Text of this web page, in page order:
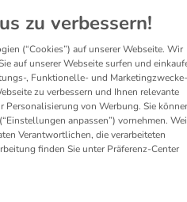
nachzugehen, ohne deine
Rückzugsort mit super Ausblick. Egal ob
zu verbessern!
(“Cookies”) auf unserer Webseite. Wir
auf unserer Webseite surfen und
, Funktionelle- und Marketingzwecke-
zu verbessern und Ihnen relevante
von Werbung. Sie
anpassen”) vornehmen.
Verantwortlichen, die verarbeiteten
finden Sie unter Präferenz-Center